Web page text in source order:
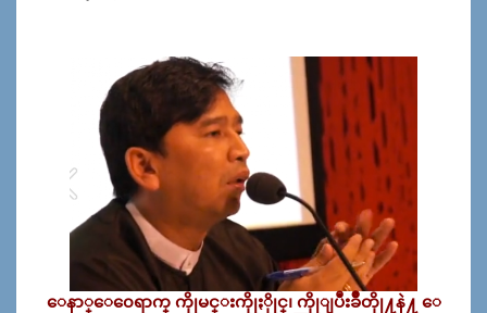
ေနာ္ေ၀ေရာက္ ကိုုမင္းကိုုႏိုုင္၊ ကိုုျပဳံးခ်ဳိတိုု႔နဲ႔ ေ